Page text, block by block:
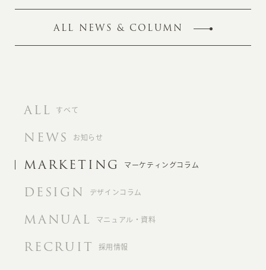
ALL NEWS & COLUMN
ALL すべて
NEWS お知らせ
MARKETING マーケティングコラム
DESIGN デザインコラム
MANUAL マニュアル・資料
RECRUIT 採用情報